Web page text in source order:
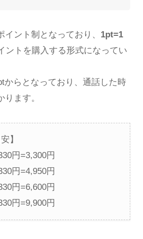
ント制となっており、 1pt=1
ントを購入する形式になってい
からとなっており、通話した時
ます。
】
円=3,300円
円=4,950円
円=6,600円
円=9,900円